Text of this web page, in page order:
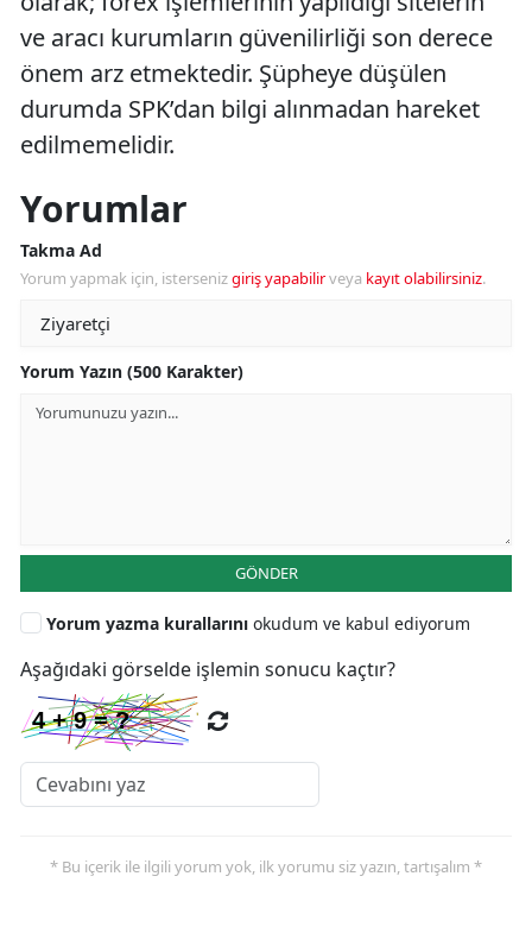
ve aracı kurumların güvenilirliği son derece
önem arz etmektedir. Şüpheye düşülen
durumda SPK’dan bilgi alınmadan hareket
edilmemelidir.
Yorumlar
Takma Ad
Yorum yapmak için, istersenizgiriş yapabilirveya kayıt olabilirsiniz.
Yorum Yazın (500 Karakter)
GÖNDER
Yorum yazma kurallarını okudum ve kabul ediyorum
Aşağıdaki görselde işlemin sonucu kaçtır?
* Bu içerik ile ilgili yorum yok, ilk yorumu siz yazın, tartışalım *